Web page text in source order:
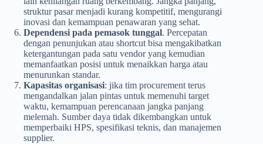
struktur pasar menjadi kurang kompetitif, mengurangi
inovasi dan kemampuan penawaran yang sehat.
Dependensi pada pemasok tunggal. Percepatan
dengan penunjukan atau shortcut bisa mengakibatkan
ketergantungan pada satu vendor yang kemudian
memanfaatkan posisi untuk menaikkan harga atau
menurunkan standar.
Kapasitas organisasi: jika tim procurement terus
mengandalkan jalan pintas untuk memenuhi target
waktu, kemampuan perencanaan jangka panjang
melemah. Sumber daya tidak dikembangkan untuk
memperbaiki HPS, spesifikasi teknis, dan manajemen
supplier.